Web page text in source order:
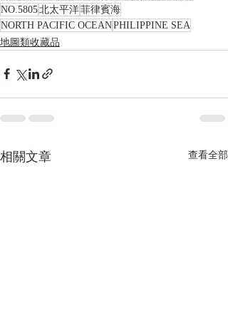
NO.5805北太平洋菲律賓海
NORTH PACIFIC OCEANPHILIPPINE SEA
地圖類收藏品
相關文章 查看全部